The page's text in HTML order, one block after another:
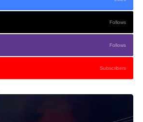
Follows
Follows
Subscribers